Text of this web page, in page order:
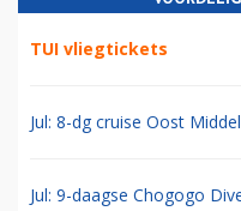
TUI vliegtickets
Jul: 8-dg cruise Oost
Jul: 9-daagse Chogogo